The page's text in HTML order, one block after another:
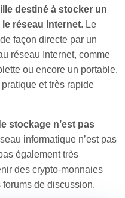
destiné à stocker un
réseau Internet. Le
façon directe par un
réseau Internet, comme
ou encore un portable.
et très rapide
stockage n’est pas
informatique n’est pas
également très
des crypto-monnaies
de discussion.